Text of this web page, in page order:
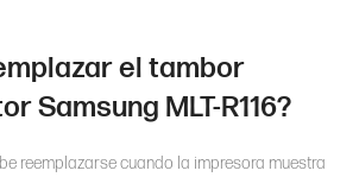
el tambor
Samsung MLT-R116?
reemplazarse cuando la impresora muestra